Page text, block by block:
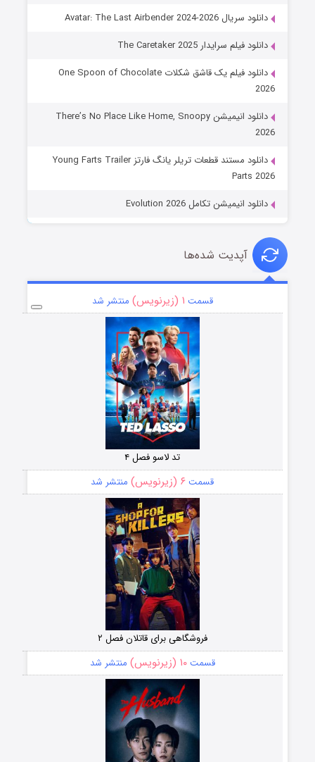
دانلود سریال Avatar: The Last Airbender 2024-2026
دانلود فیلم سرایدار The Caretaker 2025
دانلود فیلم یک قاشق شکلات One Spoon of Chocolate
2026
دانلود انیمیشن There’s No Place Like Home, Snoopy
2026
دانلود مستند قطعات تریلر یانگ فارتز Young Farts Trailer
Parts 2026
دانلود انیمیشن تکامل Evolution 2026
آپدیت شده‌ها
قسمت ۱ (زیرنویس) منتشر شد
تد لاسو فصل ۴
قسمت ۶ (زیرنویس) منتشر شد
فروشگاهی برای قاتلان فصل ۲
قسمت۱۰ (زیرنویس) منتشر شد